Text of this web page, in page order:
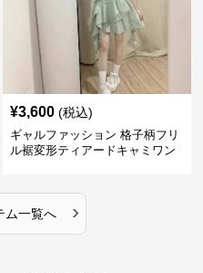
¥3,600 (税込)
ギャルファッション 格子柄フリ
ル裾変形ティアードキャミワン
ム一覧へ ›